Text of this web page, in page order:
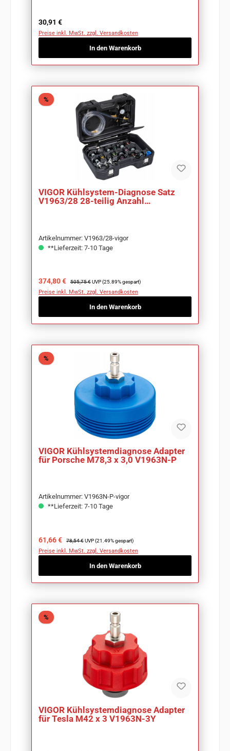
Regulärer Preis:
30,91 €
Preise inkl. MwSt. zzgl. Versandkosten
In den Warenkorb
%Rabatt
VIGOR Kühlsystem-Diagnose Satz
V1963/28 28-teilig Anzahl
Artikelnummer: V1963/28-vigor
**Lieferzeit: 7-10 Tage
Verkaufspreis:
374,80 € Regulärer Preis:
505,75 € UVP (25.89% gespart)
Preise inkl. MwSt. zzgl. Versandkosten
In den Warenkorb
%Rabatt
VIGOR Kühlsystemdiagnose Adapter
für Porsche M78,3 x 3,0 V1963N-P
Artikelnummer: V1963N-P-vigor
**Lieferzeit: 7-10 Tage
Verkaufspreis:
61,66 € Regulärer Preis:
78,54 € UVP (21.49% gespart)
Preise inkl. MwSt. zzgl. Versandkosten
In den Warenkorb
%Rabatt
VIGOR Kühlsystemdiagnose Adapter
für Tesla M42 x 3 V1963N-3Y